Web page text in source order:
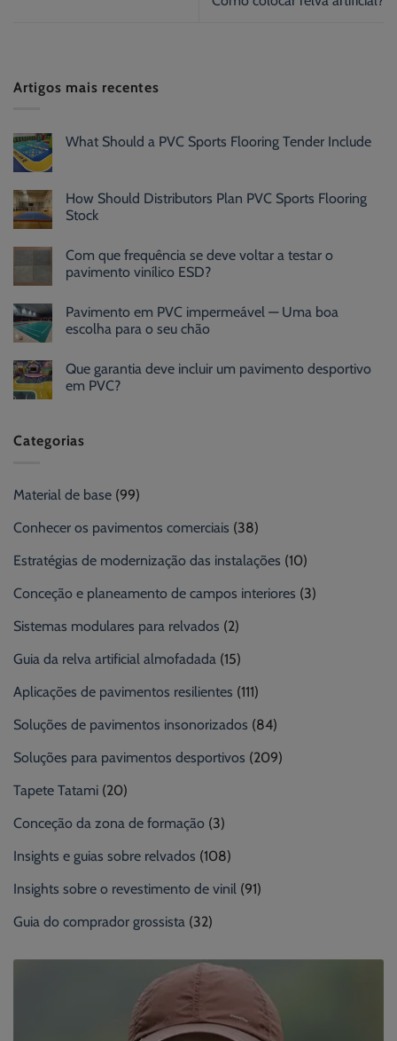
Artigos mais recentes
What Should a PVC Sports Flooring Tender Include
How Should Distributors Plan PVC Sports Flooring
Stock
Com que frequência se deve voltar a testar o
pavimento vinílico ESD?
Pavimento em PVC impermeável — Uma boa
escolha para o seu chão
Que garantia deve incluir um pavimento desportivo
em PVC?
Categorias
Material de base (99)
Conhecer os pavimentos comerciais (38)
Estratégias de modernização das instalações (10)
Conceção e planeamento de campos interiores (3)
Sistemas modulares para relvados (2)
Guia da relva artificial almofadada (15)
Aplicações de pavimentos resilientes (111)
Soluções de pavimentos insonorizados (84)
Soluções para pavimentos desportivos (209)
Tapete Tatami (20)
Conceção da zona de formação (3)
Insights e guias sobre relvados (108)
Insights sobre o revestimento de vinil (91)
Guia do comprador grossista (32)